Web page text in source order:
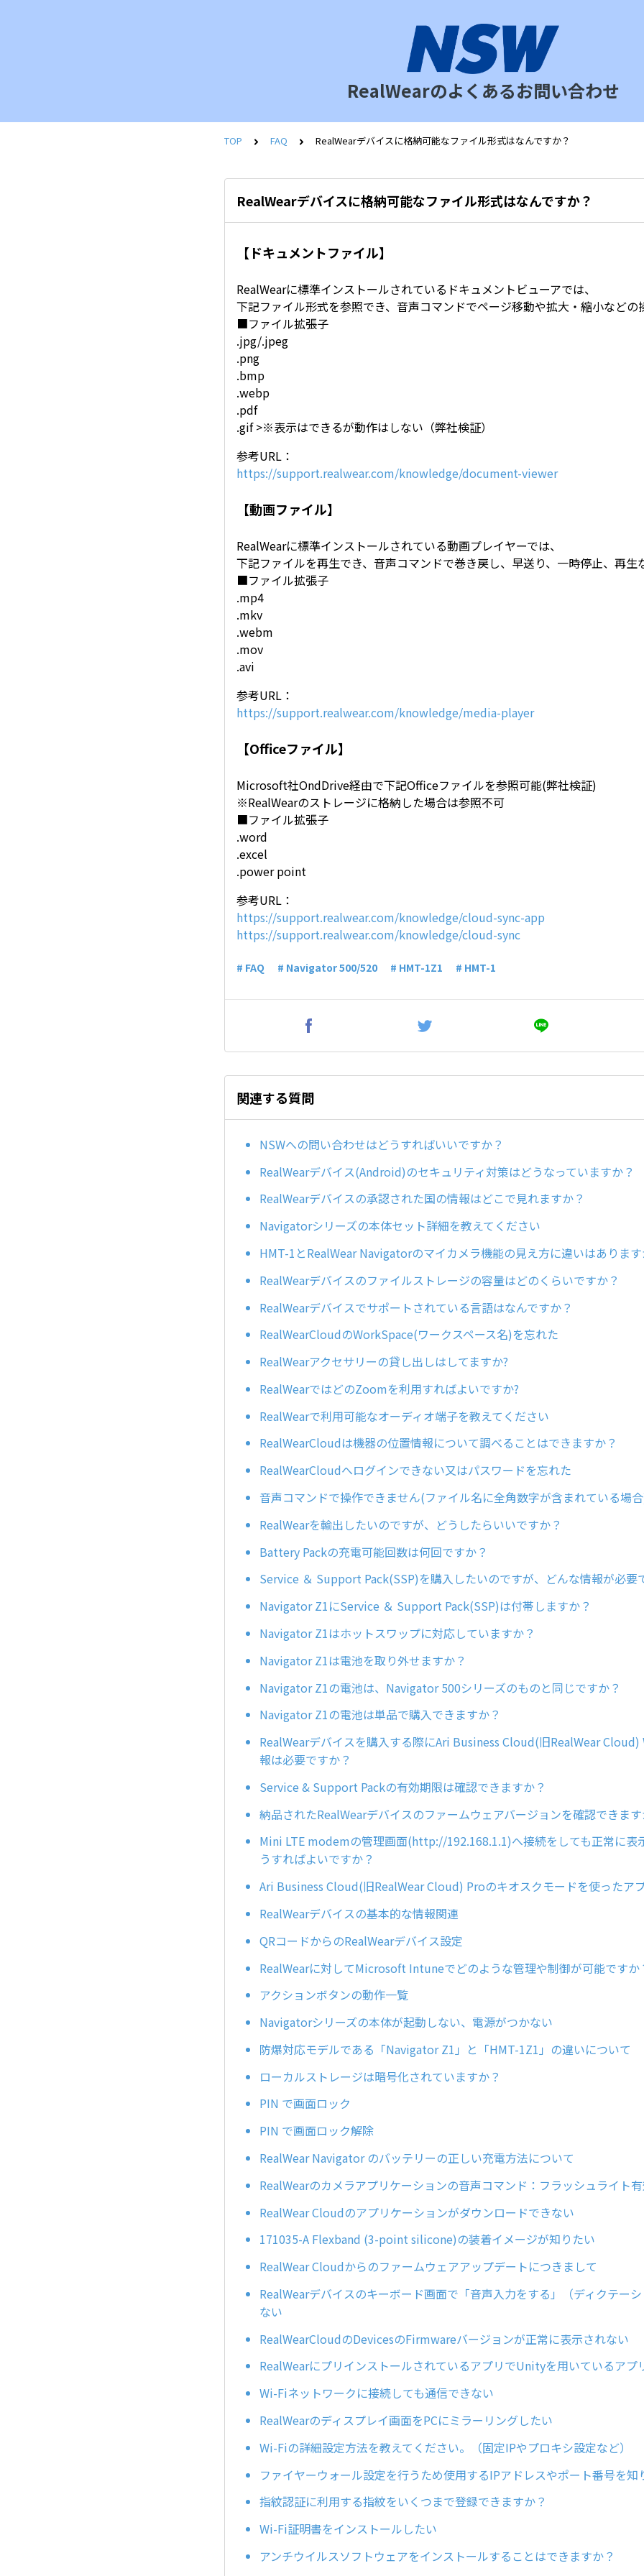
RealWearのよくあるお問い合わせ
TOP FAQ RealWearデバイスに格納可能なファイル形式はなんですか？
RealWearデバイスに格納可能なファイル形式はなんですか？
【ドキュメントファイル】
RealWearに標準インストールされているドキュメントビューアでは、
下記ファイル形式を参照でき、音声コマンドでページ移動や拡大・縮小などの
■ファイル拡張子
.jpg/.jpeg
.png
.bmp
.webp
.pdf
.gif >※表示はできるが動作はしない（弊社検証）
参考URL：
https://support.realwear.com/knowledge/document-viewer
【動画ファイル】
RealWearに標準インストールされている動画プレイヤーでは、
下記ファイルを再生でき、音声コマンドで巻き戻し、早送り、一時停止、再生
■ファイル拡張子
.mp4
.mkv
.webm
.mov
.avi
参考URL：
https://support.realwear.com/knowledge/media-player
【Officeファイル】
Microsoft社OndDrive経由で下記Officeファイルを参照可能(弊社検証)
※RealWearのストレージに格納した場合は参照不可
■ファイル拡張子
.word
.excel
.power point
参考URL：
https://support.realwear.com/knowledge/cloud-sync-app
https://support.realwear.com/knowledge/cloud-sync
# FAQ # Navigator 500/520 # HMT-1Z1 # HMT-1
関連する質問
NSWへの問い合わせはどうすればいいですか？
RealWearデバイス(Android)のセキュリティ対策はどうなっていますか？
RealWearデバイスの承認された国の情報はどこで見れますか？
Navigatorシリーズの本体セット詳細を教えてください
HMT-1とRealWear Navigatorのマイカメラ機能の見え方に違いはありま
RealWearデバイスのファイルストレージの容量はどのくらいですか？
RealWearデバイスでサポートされている言語はなんですか？
RealWearCloudのWorkSpace(ワークスペース名)を忘れた
RealWearアクセサリーの貸し出しはしてますか?
RealWearではどのZoomを利用すればよいですか?
RealWearで利用可能なオーディオ端子を教えてください
RealWearCloudは機器の位置情報について調べることはできますか？
RealWearCloudへログインできない又はパスワードを忘れた
音声コマンドで操作できません(ファイル名に全角数字が含まれている場
RealWearを輸出したいのですが、どうしたらいいですか？
Battery Packの充電可能回数は何回ですか？
Service ＆ Support Pack(SSP)を購入したいのですが、どんな情報が必要
Navigator Z1にService ＆ Support Pack(SSP)は付帯しますか？
Navigator Z1はホットスワップに対応していますか？
Navigator Z1は電池を取り外せますか？
Navigator Z1の電池は、Navigator 500シリーズのものと同じですか？
Navigator Z1の電池は単品で購入できますか？
RealWearデバイスを購入する際にAri Business Cloud(旧RealWear
報は必要ですか？
Service & Support Packの有効期限は確認できますか？
納品されたRealWearデバイスのファームウェアバージョンを確認できま
Mini LTE modemの管理画面(http://192.168.1.1)へ接続をしても正常に表
うすればよいですか？
Ari Business Cloud(旧RealWear Cloud) Proのキオスクモードを使ったア
RealWearデバイスの基本的な情報関連
QRコードからのRealWearデバイス設定
RealWearに対してMicrosoft Intuneでどのような管理や制御が可能ですか
アクションボタンの動作一覧
Navigatorシリーズの本体が起動しない、電源がつかない
防爆対応モデルである「Navigator Z1」と「HMT-1Z1」の違いについて
ローカルストレージは暗号化されていますか？
PIN で画面ロック
PIN で画面ロック解除
RealWear Navigator のバッテリーの正しい充電方法について
RealWearのカメラアプリケーションの音声コマンド：フラッシュライト
RealWear Cloudのアプリケーションがダウンロードできない
171035-A Flexband (3-point silicone)の装着イメージが知りたい
RealWear Cloudからのファームウェアアップデートにつきまして
RealWearデバイスのキーボード画面で「音声入力をする」（ディクテー
ない
RealWearCloudのDevicesのFirmwareバージョンが正常に表示されない
RealWearにプリインストールされているアプリでUnityを用いているアプ
Wi-Fiネットワークに接続しても通信できない
RealWearのディスプレイ画面をPCにミラーリングしたい
Wi-Fiの詳細設定方法を教えてください。（固定IPやプロキシ設定など）
ファイヤーウォール設定を行うため使用するIPアドレスやポート番号を知
指紋認証に利用する指紋をいくつまで登録できますか？
Wi-Fi証明書をインストールしたい
アンチウイルスソフトウェアをインストールすることはできますか？